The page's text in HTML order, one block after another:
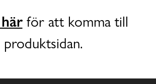
för att komma till
produktsidan.